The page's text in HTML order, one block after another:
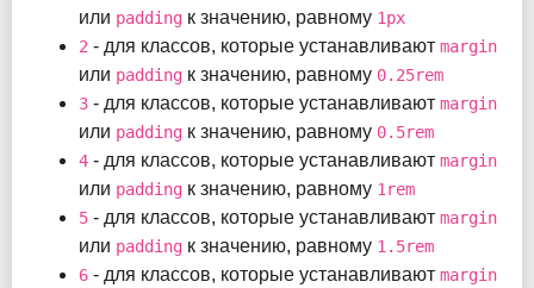
или padding к значению, равному 1px
2 - для классов, которые устанавливают margin
или padding к значению, равному 0.25rem
3 - для классов, которые устанавливают margin
или padding к значению, равному 0.5rem
4 - для классов, которые устанавливают margin
или padding к значению, равному 1rem
5 - для классов, которые устанавливают margin
или padding к значению, равному 1.5rem
6 - для классов, которые устанавливают margin